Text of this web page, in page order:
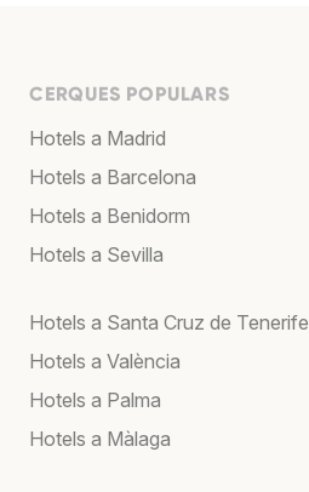
CERQUES POPULARS
Hotels a Madrid
Hotels a Barcelona
Hotels a Benidorm
Hotels a Sevilla
Hotels a Santa Cruz de Tenerife
Hotels a València
Hotels a Palma
Hotels a Màlaga